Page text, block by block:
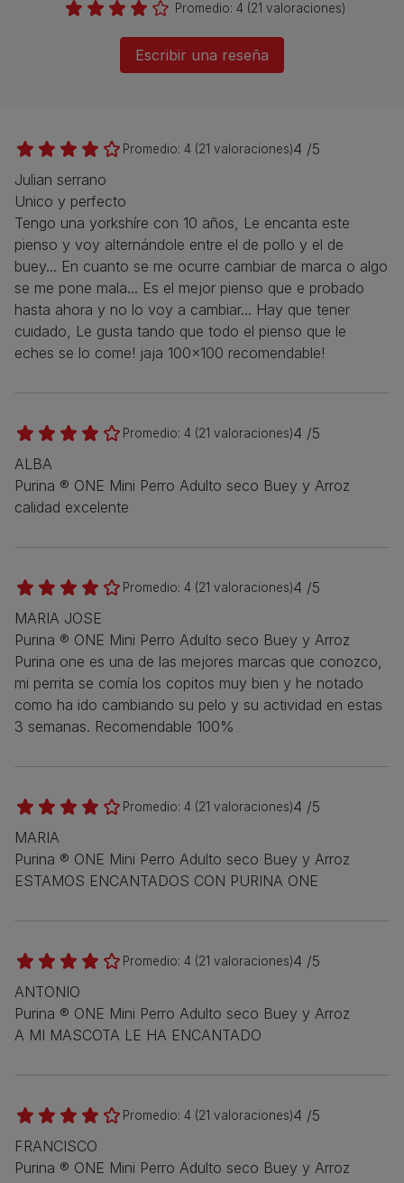
Promedio: 4 (21 valoraciones)
Escribir una reseña
Promedio: 4 (21 valoraciones)4 /5
Julian serrano
Unico y perfecto
Tengo una yorkshíre con 10 años, Le encanta este
pienso y voy alternándole entre el de pollo y el de
buey... En cuanto se me ocurre cambiar de marca o algo
se me pone mala... Es el mejor pienso que e probado
hasta ahora y no lo voy a cambiar... Hay que tener
cuidado, Le gusta tando que todo el pienso que le
eches se lo come! jaja 100x100 recomendable!
Promedio: 4 (21 valoraciones)4 /5
ALBA
Purina ® ONE Mini Perro Adulto seco Buey y Arroz
calidad excelente
Promedio: 4 (21 valoraciones)4 /5
MARIA JOSE
Purina ® ONE Mini Perro Adulto seco Buey y Arroz
Purina one es una de las mejores marcas que conozco,
mi perrita se comía los copitos muy bien y he notado
como ha ido cambiando su pelo y su actividad en estas
3 semanas. Recomendable 100%
Promedio: 4 (21 valoraciones)4 /5
MARIA
Purina ® ONE Mini Perro Adulto seco Buey y Arroz
ESTAMOS ENCANTADOS CON PURINA ONE
Promedio: 4 (21 valoraciones)4 /5
ANTONIO
Purina ® ONE Mini Perro Adulto seco Buey y Arroz
A MI MASCOTA LE HA ENCANTADO
Promedio: 4 (21 valoraciones)4 /5
FRANCISCO
Purina ® ONE Mini Perro Adulto seco Buey y Arroz